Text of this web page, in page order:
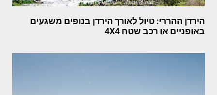
הירדן ההררי: טיול לאורך הירדן בנופים משגעים
באופניים או רכב שטח 4X4